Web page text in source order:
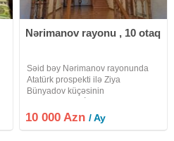
Nərimanov rayonu , 10 otaq
Səid bəy Nərimanov rayonunda
Atatürk prospekti ilə Ziya
Bünyadov küçəsinin
Klinikası və Bank of Bakunun
arxasında Atatürk parkına yaxın 8
10 000 Azn/ Ay